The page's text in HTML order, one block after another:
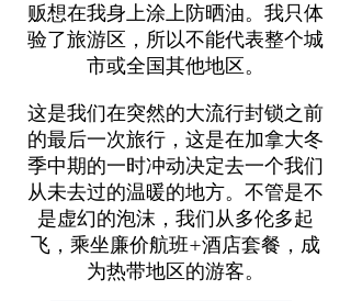
贩想在我身上涂上防晒油。我只体
验了旅游区，所以不能代表整个城
市或全国其他地区。
这是我们在突然的大流行封锁之前
的最后一次旅行，这是在加拿大冬
季中期的一时冲动决定去一个我们
从未去过的温暖的地方。不管是不
是虚幻的泡沫，我们从多伦多起
飞，乘坐廉价航班+酒店套餐，成
为热带地区的游客。